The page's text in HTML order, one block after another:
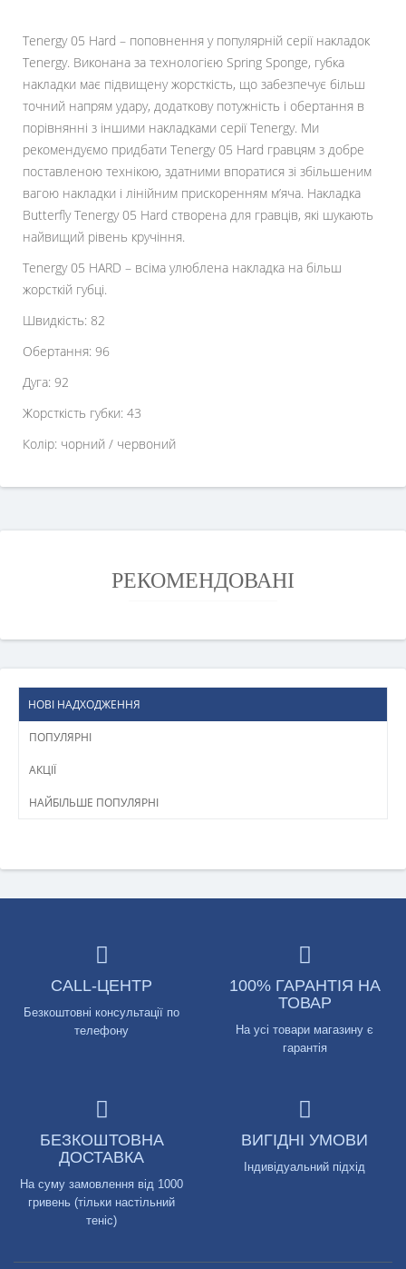
Tenergy 05 Hard – поповнення у популярній серії накладок
Tenergy. Виконана за технологією Spring Sponge, губка
накладки має підвищену жорсткість, що забезпечує більш
точний напрям удару, додаткову потужність і обертання в
порівнянні з іншими накладками серії Tenergy. Ми
рекомендуємо придбати Tenergy 05 Hard гравцям з добре
поставленою технікою, здатними впоратися зі збільшеним
вагою накладки і лінійним прискоренням м’яча. Накладка
Butterfly Tenergy 05 Hard створена для гравців, які шукають
найвищий рівень кручіння.
Tenergy 05 HARD – всіма улюблена накладка на більш
жорсткій губці.
Швидкість: 82
Обертання: 96
Дуга: 92
Жорсткість губки: 43
Колір: чорний / червоний
РЕКОМЕНДОВАНІ
НОВІ НАДХОДЖЕННЯ
ПОПУЛЯРНІ
АКЦІЇ
НАЙБІЛЬШЕ ПОПУЛЯРНІ
CALL-ЦЕНТР
Безкоштовні консультації по
телефону
100% ГАРАНТІЯ НА
ТОВАР
На усі товари магазину є
гарантія
БЕЗКОШТОВНА
ДОСТАВКА
На суму замовлення від 1000
гривень (тільки настільний
теніс)
ВИГІДНІ УМОВИ
Індивідуальний підхід